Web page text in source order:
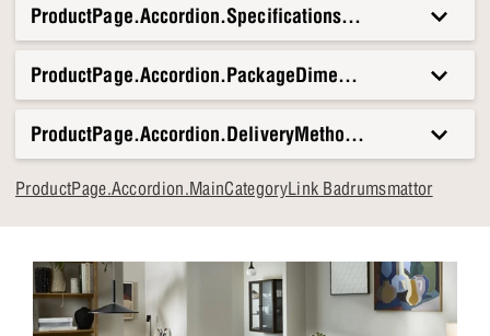
ProductPage.Accordion.Specifications.Title
ProductPage.Accordion.DeliveryMethods.Title
ProductPage.Accordion.MainCategoryLink Badrumsmattor